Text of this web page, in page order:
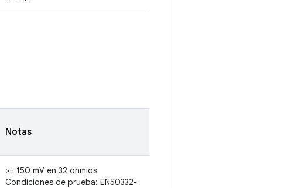
Notas
>= 150 mV en 32 ohmios
Condiciones de prueba: EN50332-